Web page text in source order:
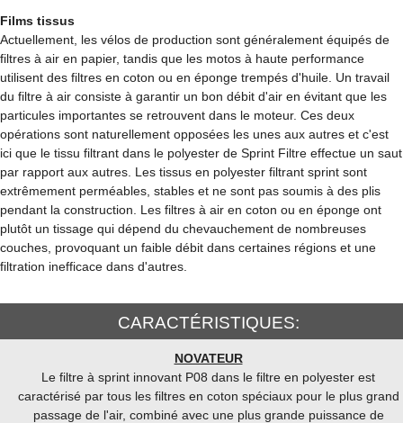
Films tissus
Actuellement, les vélos de production sont généralement équipés de
filtres à air en papier, tandis que les motos à haute performance
utilisent des filtres en coton ou en éponge trempés d'huile. Un travail
du filtre à air consiste à garantir un bon débit d'air en évitant que les
particules importantes se retrouvent dans le moteur. Ces deux
opérations sont naturellement opposées les unes aux autres et c'est
ici que le tissu filtrant dans le polyester de Sprint Filtre effectue un saut
par rapport aux autres. Les tissus en polyester filtrant sprint sont
extrêmement perméables, stables et ne sont pas soumis à des plis
pendant la construction. Les filtres à air en coton ou en éponge ont
plutôt un tissage qui dépend du chevauchement de nombreuses
couches, provoquant un faible débit dans certaines régions et une
filtration inefficace dans d'autres.
CARACTÉRISTIQUES:
NOVATEUR
Le filtre à sprint innovant P08 dans le filtre en polyester est
caractérisé par tous les filtres en coton spéciaux pour le plus grand
passage de l'air, combiné avec une plus grande puissance de